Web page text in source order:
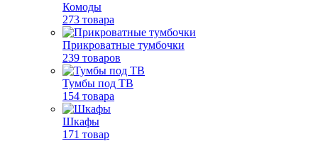
Комоды
273 товара
Прикроватные тумбочки
239 товаров
Тумбы под ТВ
154 товара
Шкафы
171 товар